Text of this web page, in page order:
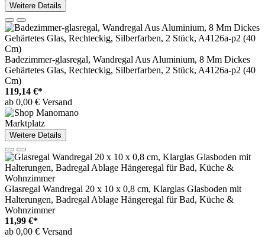
Weitere Details
Badezimmer-glasregal, Wandregal Aus Aluminium, 8 Mm Dickes
Gehärtetes Glas, Rechteckig, Silberfarben, 2 Stück, A4126a-p2 (40
Cm)
119,14 €*
ab 0,00 € Versand
Marktplatz
Weitere Details
Glasregal Wandregal 20 x 10 x 0,8 cm, Klarglas Glasboden mit
Halterungen, Badregal Ablage Hängeregal für Bad, Küche &
Wohnzimmer
11,99 €*
ab 0,00 € Versand